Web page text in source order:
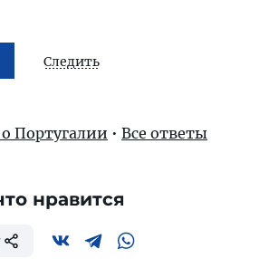
Следить
Португалии • Все ответы
нравится